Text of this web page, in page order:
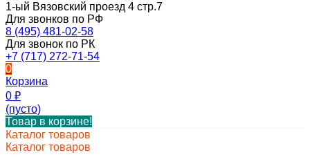
1-ый Вязовский проезд 4 стр.7
Для звонков по РФ
8 (495) 481-02-58
Для звонок по РК
+7 (717) 272-71-54
0
Корзина
0 ₽
(пусто)
Товар в корзине!
Каталог товаров
Каталог товаров